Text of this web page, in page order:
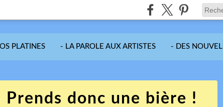
PLATINES - LA PAROLE AUX ARTISTES - DES
Prends donc une bière !